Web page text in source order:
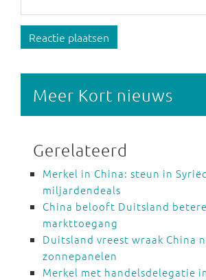
Reactie plaatsen
Meer Kort nieuws
Gerelateerd
Merkel in China: steun in
miljardendeals
China belooft Duitsland betere
markttoegang
Duitsland vreest wraak China
zonnepanelen
Merkel met handelsdelegatie